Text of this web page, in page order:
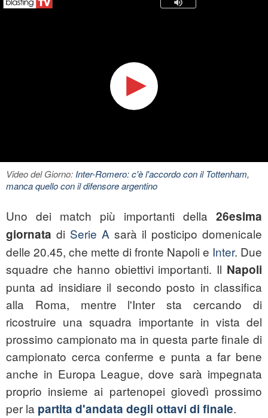
Video del Giorno:Inter-Romero: c'è l'accordo con il Tottenham,
manca quello con il difensore argentino
Uno dei match più importanti della 26esima
giornata di Serie A sarà il posticipo domenicale
delle 20.45, che mette di fronte Napoli e Inter. Due
squadre che hanno obiettivi importanti. Il Napoli
punta ad insidiare il secondo posto in classifica
alla Roma, mentre l'Inter sta cercando di
ricostruire una squadra importante in vista del
prossimo campionato ma in questa parte finale di
campionato cerca conferme e punta a far bene
anche in Europa League, dove sarà impegnata
proprio insieme ai partenopei giovedì prossimo
per la partita d'andata degli ottavi di finale.